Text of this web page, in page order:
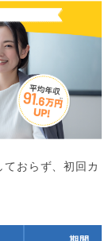
おらず、初回カ